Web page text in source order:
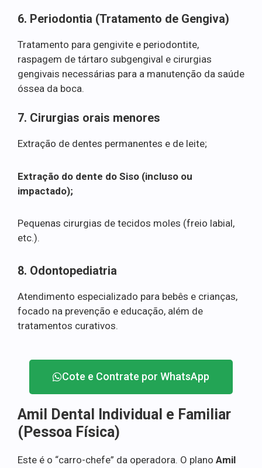
6. Periodontia (Tratamento de Gengiva)
Tratamento para gengivite e periodontite,
raspagem de tártaro subgengival e cirurgias
gengivais necessárias para a manutenção da saúde
óssea da boca.
7. Cirurgias orais menores
Extração de dentes permanentes e de leite;
Extração do dente do Siso (incluso ou
impactado);
Pequenas cirurgias de tecidos moles (freio labial,
etc.).
8. Odontopediatria
Atendimento especializado para bebês e crianças,
focado na prevenção e educação, além de
tratamentos curativos.
Cote e Contrate por WhatsApp
Amil Dental Individual e Familiar
(Pessoa Física)
Este é o “carro-chefe” da operadora. O plano Amil